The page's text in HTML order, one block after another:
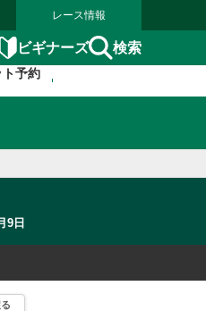
レース情報
ビギナーズ 検索
予約
9日